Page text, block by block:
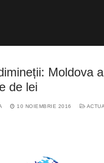
Moldova
de lei
10 NOIEMBRIE 2016